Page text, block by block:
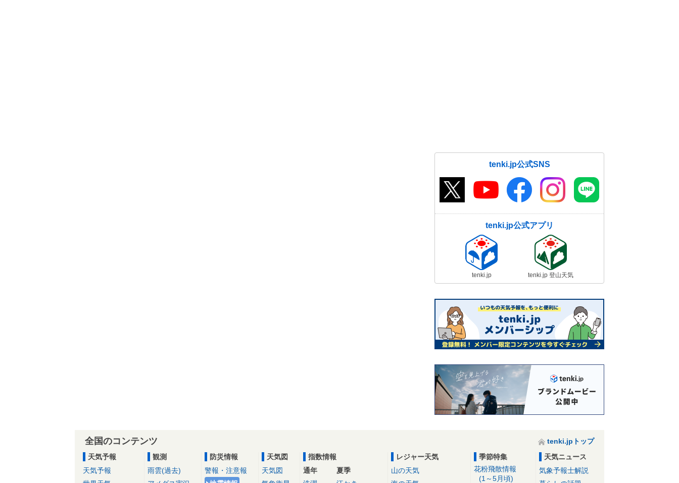
tenki.jp公式SNS
tenki.jp公式アプリ
tenki.jp tenki.jp 登山天気
全国のコンテンツ
tenki.jpトップ
天気予報
天気予報
観測
雨雲(過去)
防災情報
警報・注意報
天気図
天気図
指数情報
通年
夏季
レジャー天気
山の天気
季節特集
花粉飛散情報
(1～5月頃)
天気ニュース
気象予報士解説